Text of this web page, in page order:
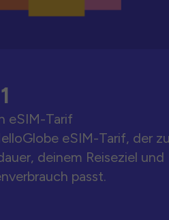
eSIM-Tarif
eSIM-Tarif, der
deinem Reiseziel und
passt.